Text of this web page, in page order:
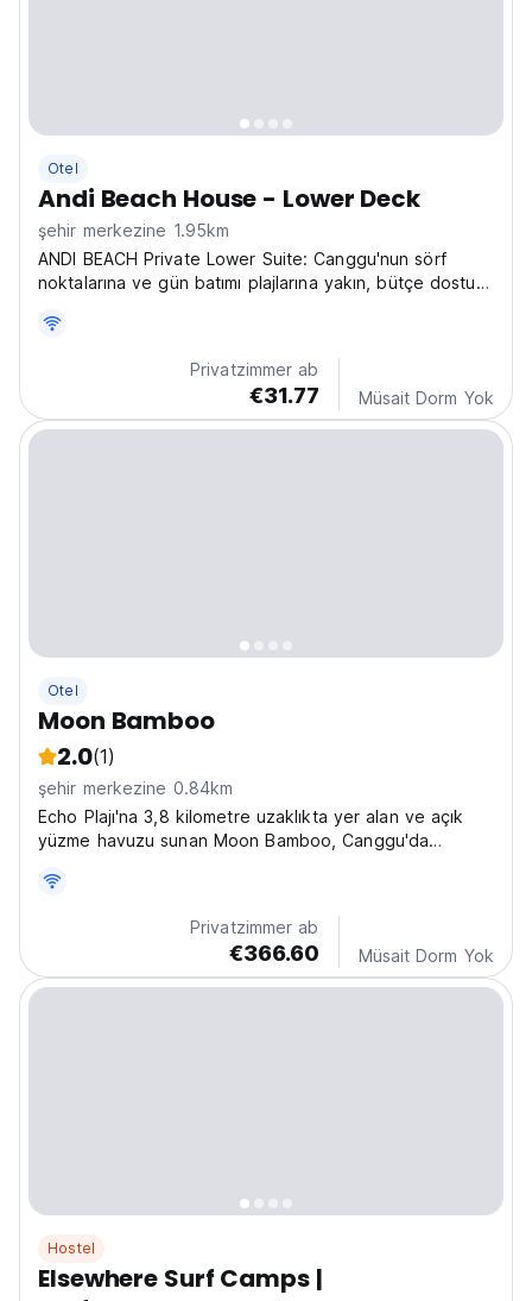
Otel
Andi Beach House - Lower Deck
şehir merkezine 1.95km
ANDI BEACH Private Lower Suite: Canggu'nun sörf
noktalarına ve gün batımı plajlarına yakın, bütçe dostu
bir konaklama. (Auto-translated from original language)
Privatzimmer ab
€31.77 Müsait Dorm Yok
Otel
Moon Bamboo
2.0(1)
şehir merkezine 0.84km
Echo Plajı'na 3,8 kilometre uzaklıkta yer alan ve açık
yüzme havuzu sunan Moon Bamboo, Canggu'da
sağlanmaktadır.
Privatzimmer ab
€366.60 Müsait Dorm Yok
Hostel
Elsewhere Surf Camps |